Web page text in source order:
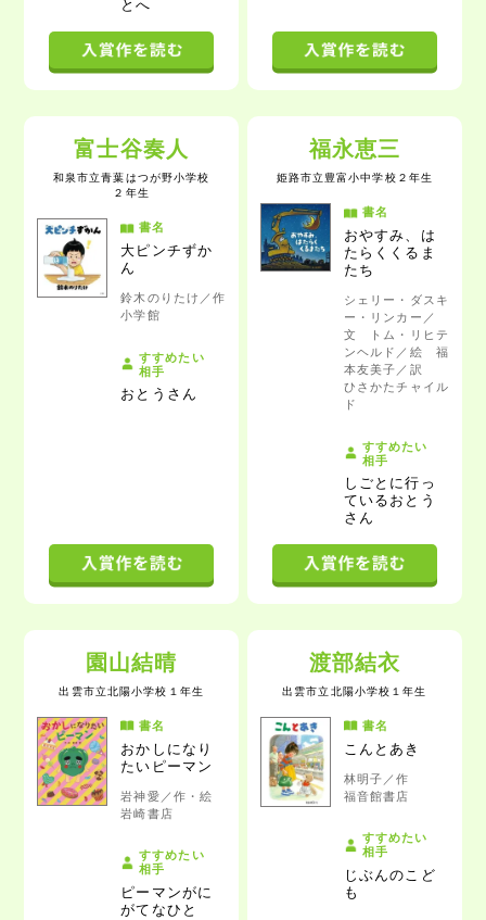
とへ
富士谷奏人
和泉市立青葉はつが野小学校
２年生
書名
大ピンチずか
ん
鈴木のりたけ／作
小学館
すすめたい
相手
おとうさん
福永恵三
姫路市立豊富小中学校 ２年生
書名
おやすみ、は
たらくくるま
たち
シェリー・ダスキ
ー・リンカー／
文 トム・リヒテ
ンヘルド／絵 福
本友美子／訳
ひさかたチャイル
ド
すすめたい
相手
しごとに行っ
ているおとう
さん
園山結晴
出雲市立北陽小学校 １年生
書名
おかしになり
たいピーマン
岩神愛／作・絵
岩崎書店
すすめたい
相手
ピーマンがに
がてなひと
渡部結衣
出雲市立北陽小学校 １年生
書名
こんとあき
林明子／作
福音館書店
すすめたい
相手
じぶんのこど
も